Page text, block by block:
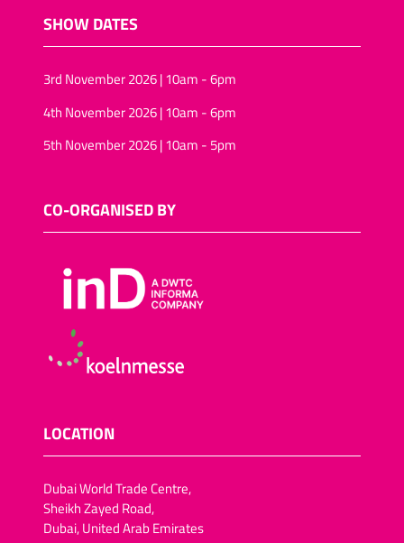
SHOW DATES
3rd November 2026 | 10am - 6pm
4th November 2026 | 10am - 6pm
5th November 2026 | 10am - 5pm
CO-ORGANISED BY
LOCATION
Dubai World Trade Centre,
Sheikh Zayed Road,
Dubai, United Arab Emirates